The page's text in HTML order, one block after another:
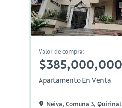
Valor de compra:
$385,000,000
Apartamento En Venta
Neiva, Comuna 3, Quirinal